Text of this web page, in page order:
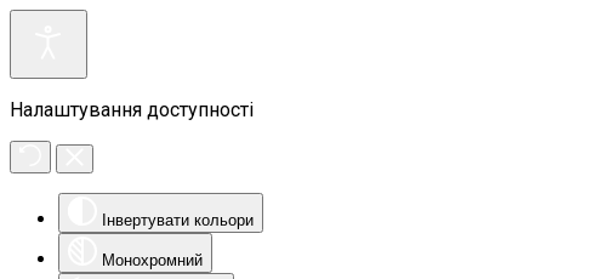
Налаштування доступності
Інвертувати кольори
Монохромний